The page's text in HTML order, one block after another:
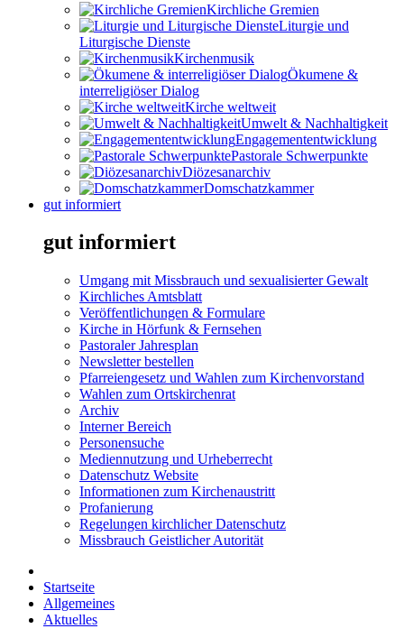
Kirchliche Gremien
Liturgie und
Liturgische Dienste
Kirchenmusik
Ökumene &
interreligiöser Dialog
Kirche weltweit
Umwelt & Nachhaltigkeit
Engagemententwicklung
Pastorale Schwerpunkte
Diözesanarchiv
Domschatzkammer
gut informiert
gut informiert
Umgang mit Missbrauch und sexualisierter Gewalt
Kirchliches Amtsblatt
Veröffentlichungen & Formulare
Kirche in Hörfunk & Fernsehen
Pastoraler Jahresplan
Newsletter bestellen
Pfarreiengesetz und Wahlen zum Kirchenvorstand
Wahlen zum Ortskirchenrat
Archiv
Interner Bereich
Personensuche
Mediennutzung und Urheberrecht
Datenschutz Website
Informationen zum Kirchenaustritt
Profanierung
Regelungen kirchlicher Datenschutz
Missbrauch Geistlicher Autorität
Startseite
Allgemeines
Aktuelles